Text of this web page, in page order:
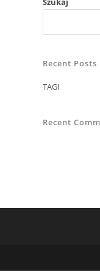
Recent Posts
TAGI
Recent